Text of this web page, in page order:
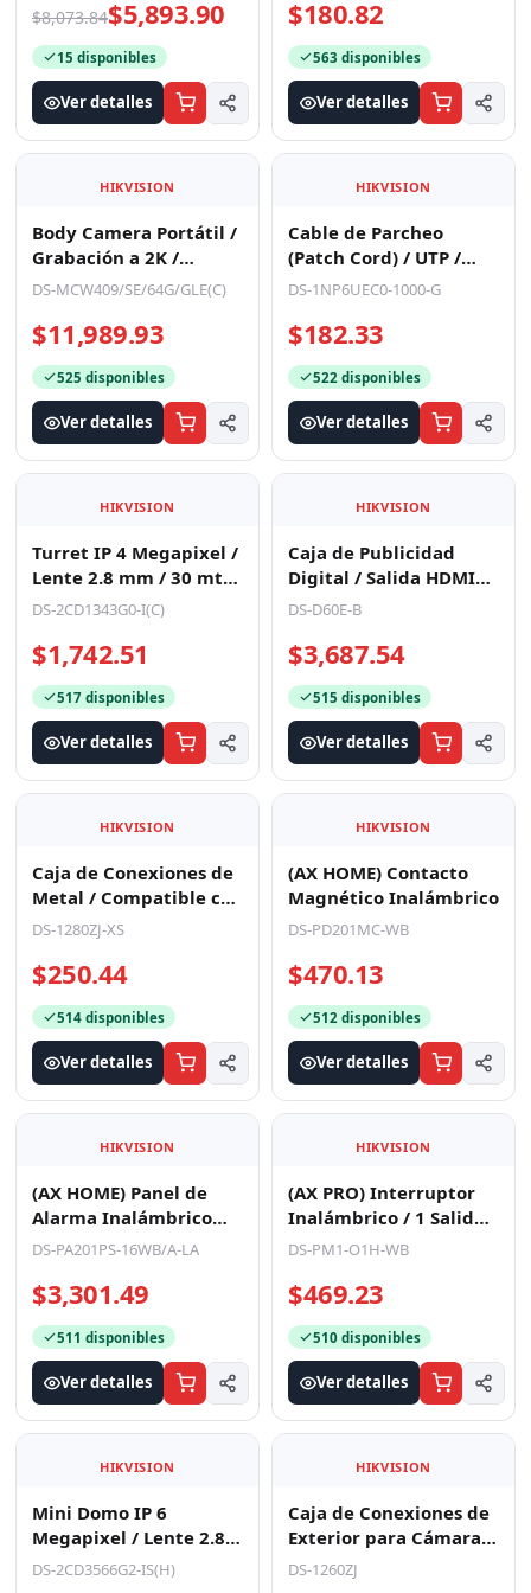
Cámaras Bala c
$8,073.84$5,893.90
15 disponibles
Ver detalles
$180.82
563 disponibles
Ver detalles
HIKVISION
Body Camera Portátil /
Grabación a 2K /
Pantalla 2.4" LCD / IP68
DS-MCW409/SE/64G/GLE(C)
$11,989.93
525 disponibles
Ver detalles
HIKVISION
Cable de Parcheo
(Patch Cord) / UTP /
Cat. 6 (24 AWG) / 10
DS-1NP6UEC0-1000-G
$182.33
522 disponibles
Ver detalles
HIKVISION
Turret IP 4 Megapixel /
Lente 2.8 mm / 30 mts
IR / WDR 120 dB /
DS-2CD1343G0-I(C)
$1,742.51
517 disponibles
Ver detalles
HIKVISION
Caja de Publicidad
Digital / Salida HDMI
Compatible con
2
DS-D60E-B
$3,687.54
515 disponibles
Ver detalles
HIKVISION
Caja de Conexiones de
Metal / Compatible con
DS-2CD20XX, B8-
DS-1280ZJ-XS
$250.44
514 disponibles
Ver detalles
HIKVISION
(AX HOME) Contacto
Magnético Inalámbrico
DS-PD201MC-WB
$470.13
512 disponibles
Ver detalles
HIKVISION
(AX HOME) Panel de
Alarma Inalámbrico
Hikvision / Soporta 16
DS-PA201PS-16WB/A-LA
$3,301.49
511 disponibles
Ver detalles
HIKVISION
(AX PRO) Interruptor
Inalámbrico / 1 Salida
de Relevador de 100 a
DS-PM1-O1H-WB
$469.23
510 disponibles
Ver detalles
HIKVISION
Mini Domo IP 6
Megapixel / Lente 2.8
mm / 30mts IR EXIR /
DS-2CD3566G2-IS(H)
HIKVISION
Caja de Conexiones de
Exterior para Cámaras
Tipo Bala / IP66
DS-1260ZJ